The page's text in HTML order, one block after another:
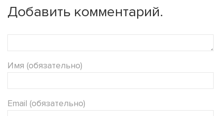
Добавить комментарий.
Имя (обязательно)
Email (обязательно)